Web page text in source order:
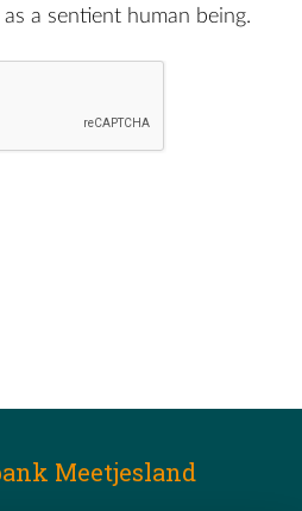
a sentient human being.
Meetjesland